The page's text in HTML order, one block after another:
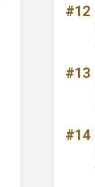
#12
#13
#14